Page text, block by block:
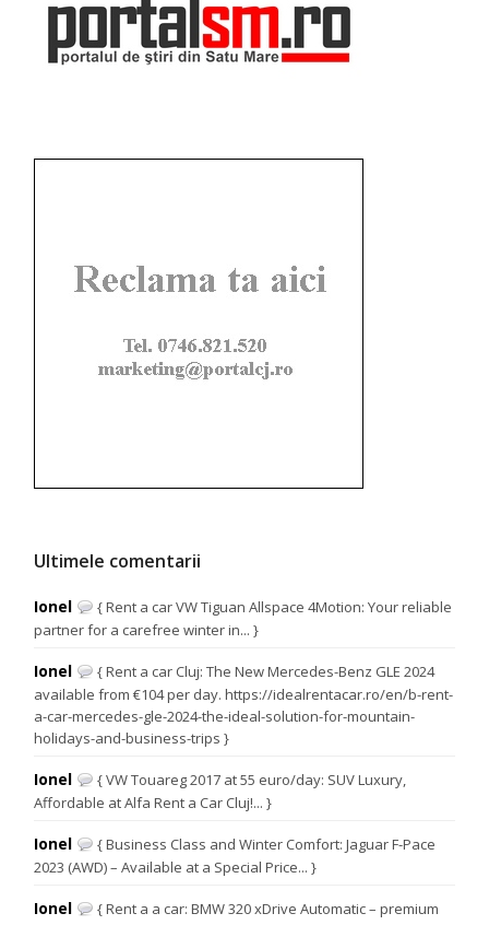
Ultimele comentarii
Ionel
{ Rent a car VW Tiguan Allspace 4Motion: Your reliable
partner for a carefree winter in... }
Ionel
{ Rent a car Cluj: The New Mercedes-Benz GLE 2024
available from €104 per day. https://idealrentacar.ro/en/b-rent-
a-car-mercedes-gle-2024-the-ideal-solution-for-mountain-
holidays-and-business-trips }
Ionel
{ VW Touareg 2017 at 55 euro/day: SUV Luxury,
Affordable at Alfa Rent a Car Cluj!... }
Ionel
{ Business Class and Winter Comfort: Jaguar F-Pace
2023 (AWD) – Available at a Special Price... }
Ionel
{ Rent a a car: BMW 320 xDrive Automatic – premium